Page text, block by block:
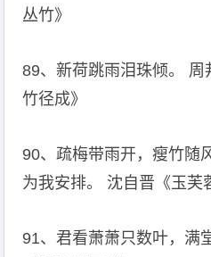
丛竹》
89、新荷跳雨泪珠倾。
竹径成》
90、疏梅带雨开，瘦竹随
为我安排。 沈自晋《玉芙
91、君看萧萧只数叶，满